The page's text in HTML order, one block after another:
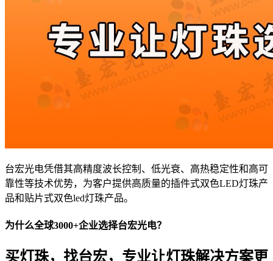
台宏光电凭借其高精度波长控制、低光衰、高热稳定性和高可
靠性等技术优势，为客户提供高质量的插件式双色LED灯珠产
品和贴片式双色led灯珠产品。
为什么全球3000+企业选择台宏光电？
买灯珠，找台宏，专业让灯珠解决方案更